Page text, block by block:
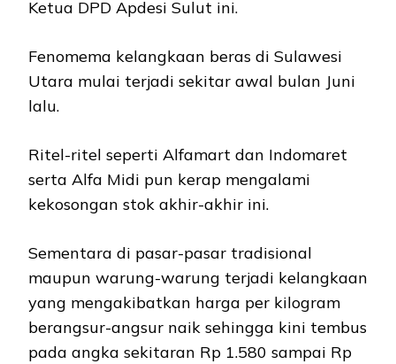
Ketua DPD Apdesi Sulut ini.
Fenomema kelangkaan beras di Sulawesi
Utara mulai terjadi sekitar awal bulan Juni
lalu.
Ritel-ritel seperti Alfamart dan Indomaret
serta Alfa Midi pun kerap mengalami
kekosongan stok akhir-akhir ini.
Sementara di pasar-pasar tradisional
maupun warung-warung terjadi kelangkaan
yang mengakibatkan harga per kilogram
berangsur-angsur naik sehingga kini tembus
pada angka sekitaran Rp 1.580 sampai Rp